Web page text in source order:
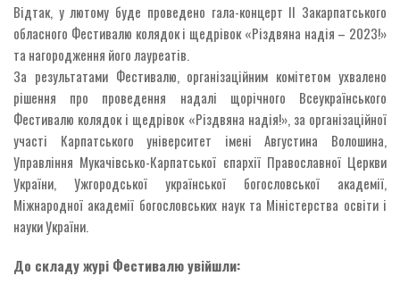
Відтак, у лютому буде проведено гала-концерт ІІ Закарпатського
обласного Фестивалю колядок і щедрівок «Різдвяна надія – 2023!»
та нагородження його лауреатів.
За результатами Фестивалю, організаційним комітетом ухвалено
рішення про проведення надалі щорічного Всеукраїнського
Фестивалю колядок і щедрівок «Різдвяна надія!», за організаційної
участі Карпатського університет імені Августина Волошина,
Управління Мукачівсько-Карпатської єпархії Православної Церкви
України, Ужгородської української богословської академії,
Міжнародної академії богословських наук та Міністерства освіти і
науки України.
До складу журі Фестивалю увійшли: